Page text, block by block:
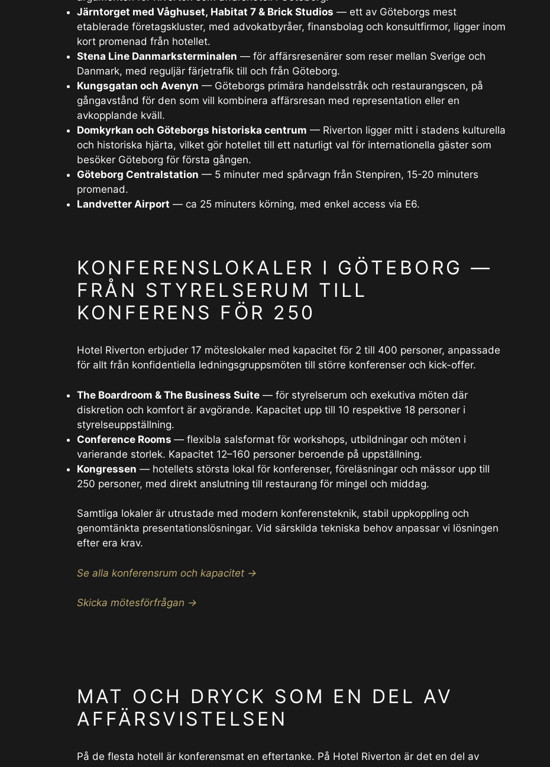
Järntorget med Våghuset, Habitat 7 & Brick Studios — ett av Göteborgs mest
etablerade företagskluster, med advokatbyråer, finansbolag och konsultfirmor, ligger inom
kort promenad från hotellet.
Stena Line Danmarksterminalen — för affärsresenärer som reser mellan Sverige och
Danmark, med reguljär färjetrafik till och från Göteborg.
Kungsgatan och Avenyn — Göteborgs primära handelsstråk och restaurangscen, på
gångavstånd för den som vill kombinera affärsresan med representation eller en
avkopplande kväll.
Domkyrkan och Göteborgs historiska centrum — Riverton ligger mitt i stadens kulturella
och historiska hjärta, vilket gör hotellet till ett naturligt val för internationella gäster som
besöker Göteborg för första gången.
Göteborg Centralstation — 5 minuter med spårvagn från Stenpiren, 15-20 minuters
promenad.
Landvetter Airport — ca 25 minuters körning, med enkel access via E6.
KONFERENSLOKALER I GÖTEBORG —
FRÅN STYRELSERUM TILL
KONFERENS FÖR 250
Hotel Riverton erbjuder 17 möteslokaler med kapacitet för 2 till 400 personer, anpassade
för allt från konfidentiella ledningsgruppsmöten till större konferenser och kick-offer.
The Boardroom & The Business Suite— för styrelserum och exekutiva möten där
diskretion och komfort är avgörande. Kapacitet upp till 10 respektive 18 personer i
styrelseuppställning.
Conference Rooms — flexibla salsformat för workshops, utbildningar och möten i
varierande storlek. Kapacitet 12–160 personer beroende på uppställning.
Kongressen — hotellets största lokal för konferenser, föreläsningar och mässor upp till
250 personer, med direkt anslutning till restaurang för mingel och middag.
Samtliga lokaler är utrustade med modern konferensteknik, stabil uppkoppling och
genomtänkta presentationslösningar. Vid särskilda tekniska behov anpassar vi lösningen
efter era krav.
Se alla konferensrum och kapacitet →
Skicka mötesförfrågan →
MAT OCH DRYCK SOM EN DEL AV
AFFÄRSVISTELSEN
På de flesta hotell är konferensmat en eftertanke. På Hotel Riverton är det en del av